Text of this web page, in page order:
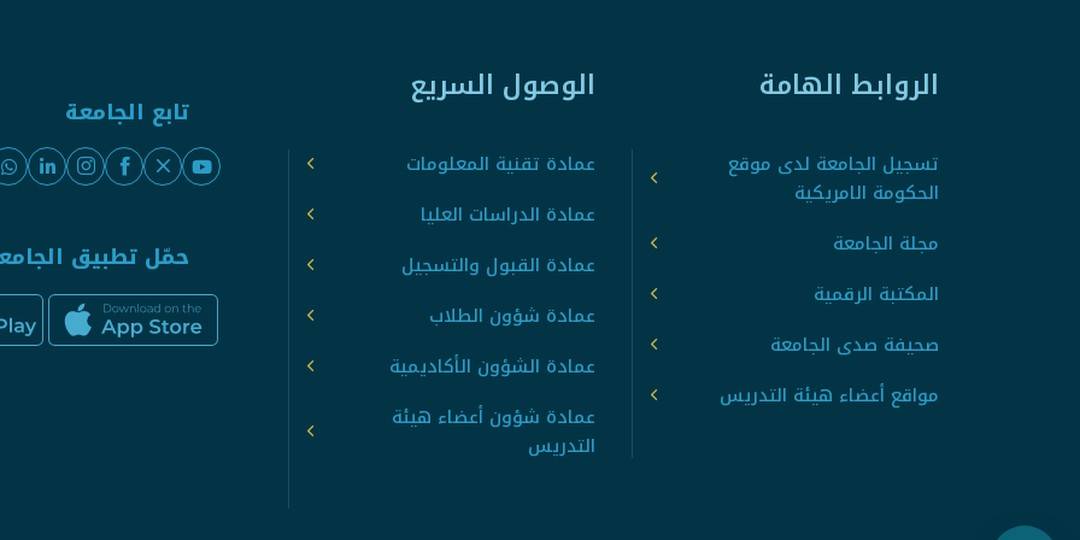
الروابط الهامة
تسجيل الجامعة لدى موقع
الحكومة الامريكية
مجلة الجامعة
المكتبة الرقمية
صحيفة صدى الجامعة
مواقع أعضاء هيئة التدريس
الوصول السريع
عمادة تقنية المعلومات
عمادة الدراسات العليا
عمادة القبول والتسجيل
عمادة شؤون الطلاب
عمادة الشؤون الأكاديمية
عمادة شؤون أعضاء هيئة
التدريس
تابع الجامعة
حمّل تطبيق